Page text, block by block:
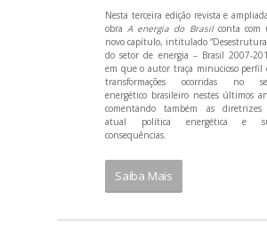
Nesta terceira edição revista e
obraA energia do Brasilconta com
novo capítulo, intitulado
do setor de energia – Brasil 2007-
em que o autor traça minucioso perfil
transformações ocorridas no
energético brasileiro nestes últimos
comentando também as diretrizes
atual política energética e
consequências.
Saiba Mais